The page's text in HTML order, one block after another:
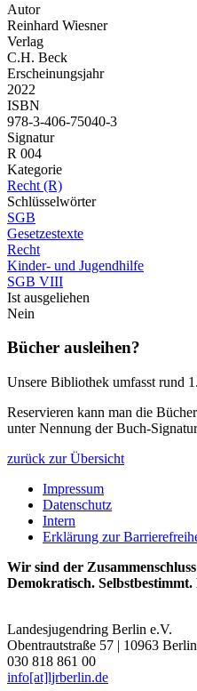
Autor
Reinhard Wiesner
Verlag
C.H. Beck
Erscheinungsjahr
2022
ISBN
978-3-406-75040-3
Signatur
R 004
Kategorie
Recht (R)
Schlüsselwörter
SGB
Gesetzestexte
Recht
Kinder- und Jugendhilfe
SGB VIII
Ist ausgeliehen
Nein
Bücher ausleihen?
Unsere Bibliothek umfasst rund
Reservieren kann man die
unter Nennung der Buch-
zurück zur Übersicht
Impressum
Datenschutz
Intern
Erklärung zur
Wir sind der
Demokratisch.
Landesjugendring Berlin e.V.
Obentrautstraße 57 | 10963 Berlin
030 818 861 00
info[at]ljrberlin.de